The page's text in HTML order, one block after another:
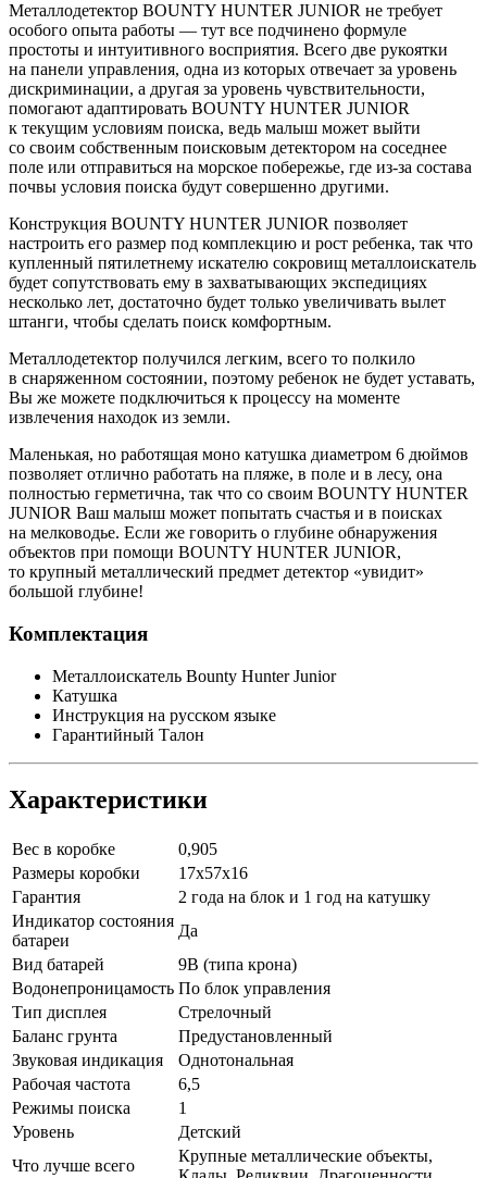
Металлодетектор BOUNTY HUNTER JUNIOR не требует
особого опыта работы — тут все подчинено формуле
простоты и интуитивного восприятия. Всего две рукоятки
на панели управления, одна из которых отвечает за уровень
дискриминации, а другая за уровень чувствительности,
помогают адаптировать BOUNTY HUNTER JUNIOR
к текущим условиям поиска, ведь малыш может выйти
со своим собственным поисковым детектором на соседнее
поле или отправиться на морское побережье, где из-за состава
почвы условия поиска будут совершенно другими.
Конструкция BOUNTY HUNTER JUNIOR позволяет
настроить его размер под комплекцию и рост ребенка, так что
купленный пятилетнему искателю сокровищ металлоискатель
будет сопутствовать ему в захватывающих экспедициях
несколько лет, достаточно будет только увеличивать вылет
штанги, чтобы сделать поиск комфортным.
Металлодетектор получился легким, всего то полкило
в снаряженном состоянии, поэтому ребенок не будет уставать,
Вы же можете подключиться к процессу на моменте
извлечения находок из земли.
Маленькая, но работящая моно катушка диаметром 6 дюймов
позволяет отлично работать на пляже, в поле и в лесу, она
полностью герметична, так что со своим BOUNTY HUNTER
JUNIOR Ваш малыш может попытать счастья и в поисках
на мелководье. Если же говорить о глубине обнаружения
объектов при помощи BOUNTY HUNTER JUNIOR,
то крупный металлический предмет детектор «увидит»
большой глубине!
Комплектация
Металлоискатель Bounty Hunter Junior
Катушка
Инструкция на русском языке
Гарантийный Талон
Характеристики
Вес в коробке
0,905
Размеры коробки
17x57x16
Гарантия
2 года на блок и 1 год на катушку
Индикатор состояния
батареи
Да
Вид батарей
9В (типа крона)
Водонепроницамость По блок управления
Тип дисплея
Стрелочный
Баланс грунта
Предустановленный
Звуковая индикация
Однотональная
Рабочая частота
6,5
Режимы поиска
1
Уровень
Детский
Что лучше всего
Крупные металлические объекты,